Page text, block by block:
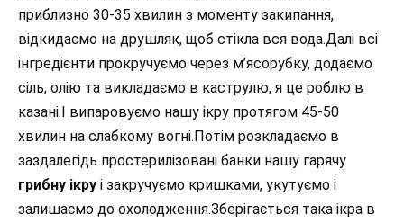
приблизно 30-35 хвилин з моменту закипання,
відкидаємо на друшляк, щоб стікла вся вода.Далі всі
інгредієнти прокручуємо через м’ясорубку, додаємо
сіль, олію та викладаємо в каструлю, я це роблю в
казані.І випаровуємо нашу ікру протягом 45-50
хвилин на слабкому вогні.Потім розкладаємо в
заздалегідь простерилізовані банки нашу гарячу
грибну ікру і закручуємо кришками, укутуємо і
залишаємо до охолодження.Зберігається така ікра в